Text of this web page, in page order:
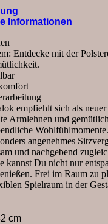
Informationen
Entdecke mit der
empfiehlt sich als
Armlehnen und
angenehmes
und nachgebend
kannst Du nicht nur
Frei im Raum zu
Spielraum in der
cm